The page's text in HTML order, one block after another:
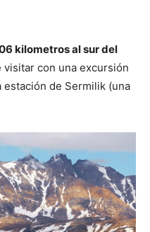
kilometros al sur del
visitar con una excursión
estación de Sermilik (una